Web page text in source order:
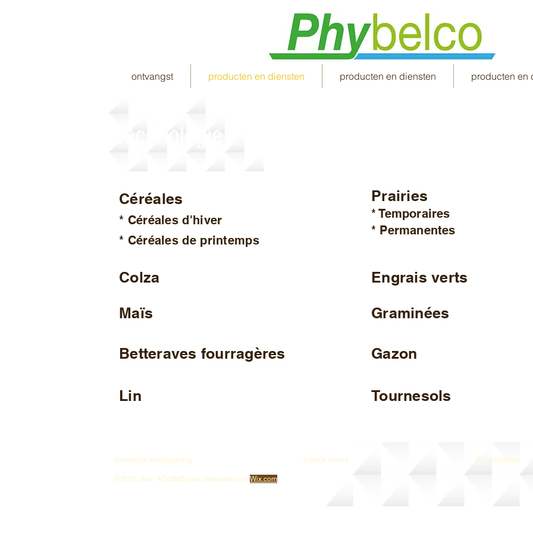
ontvangst producten en diensten producten en diensten producten en
Céréales
* Céréales d'hiver
* Céréales de printemps
Prairies
* Temporaires
* Permanentes
Colza
Maïs
Betteraves fourragères
Lin
Engrais verts
Graminées
Gazon
Tournesols
Juridische kennisgeving Cookie beleid Privacybeleid
© 2021 door AD-GMB.com. Gemaakt met Wix.com